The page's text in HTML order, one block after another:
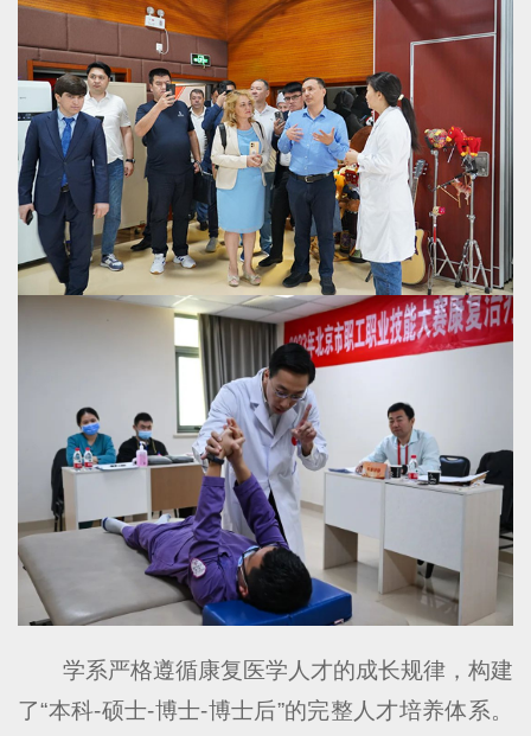
学系严格遵循康复医学人才的成长规律，构建
了“本科-硕士-博士-博士后”的完整人才培养体系。